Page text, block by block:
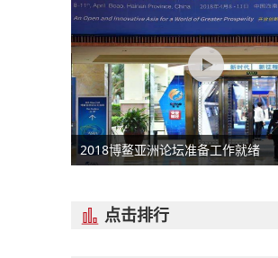
2018博鳌亚洲论坛准备工作就绪
 点击排行